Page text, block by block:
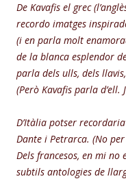
De Kavafis el grec
recordo imatges
(i en parla molt
de la blanca esplendor
parla dels ulls, dels
(Però Kavafis parla d’ell.
D’Itàlia potser recordaria
Dante i Petrarca. (No
Dels francesos, en mi no
subtils antologies de